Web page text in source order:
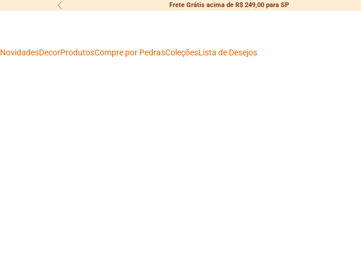
Anterior Frete Grátis acima de R$ 249,00 para SP
NovidadesDecorProdutosCompre por PedrasColeçõesLista de Desejos